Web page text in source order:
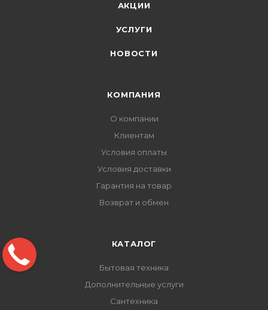
АКЦИИ
УСЛУГИ
НОВОСТИ
КОМПАНИЯ
О компании
Клиентам
Условия оплаты
Условия доставки
Гарантия на товар
Возврат и обмен
КАТАЛОГ
Бытовая техника
Дополнительные услуги
Сантехника